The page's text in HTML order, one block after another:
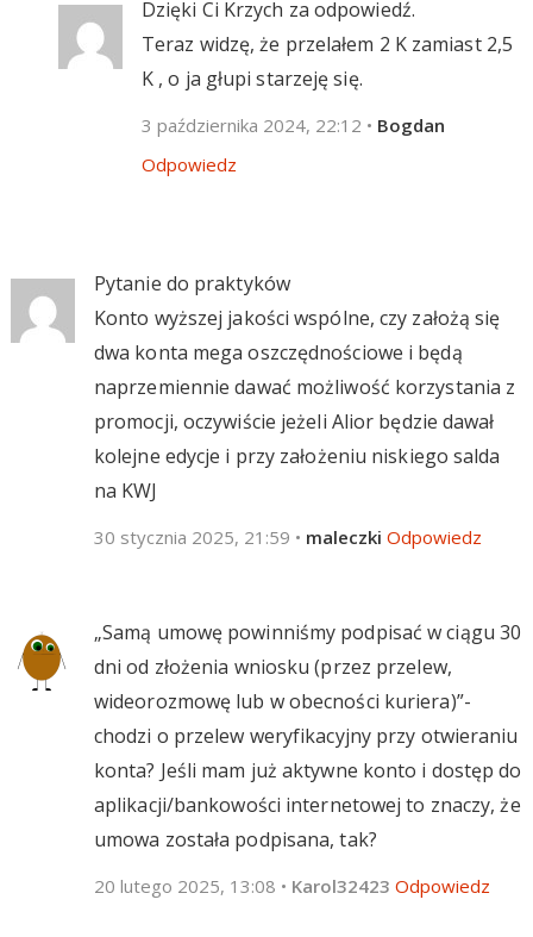
Dzięki Ci Krzych za odpowiedź.
Teraz widzę, że przelałem 2 K zamiast 2,5
K , o ja głupi starzeję się.
3 października 2024, 22:12 • Bogdan
Odpowiedz
Pytanie do praktyków
Konto wyższej jakości wspólne, czy założą się
dwa konta mega oszczędnościowe i będą
naprzemiennie dawać możliwość korzystania z
promocji, oczywiście jeżeli Alior będzie dawał
kolejne edycje i przy założeniu niskiego salda
na KWJ
30 stycznia 2025, 21:59 • maleczki Odpowiedz
„Samą umowę powinniśmy podpisać w ciągu 30
dni od złożenia wniosku (przez przelew,
wideorozmowę lub w obecności kuriera)”-
chodzi o przelew weryfikacyjny przy otwieraniu
konta? Jeśli mam już aktywne konto i dostęp do
aplikacji/bankowości internetowej to znaczy, że
umowa została podpisana, tak?
20 lutego 2025, 13:08 • Karol32423 Odpowiedz